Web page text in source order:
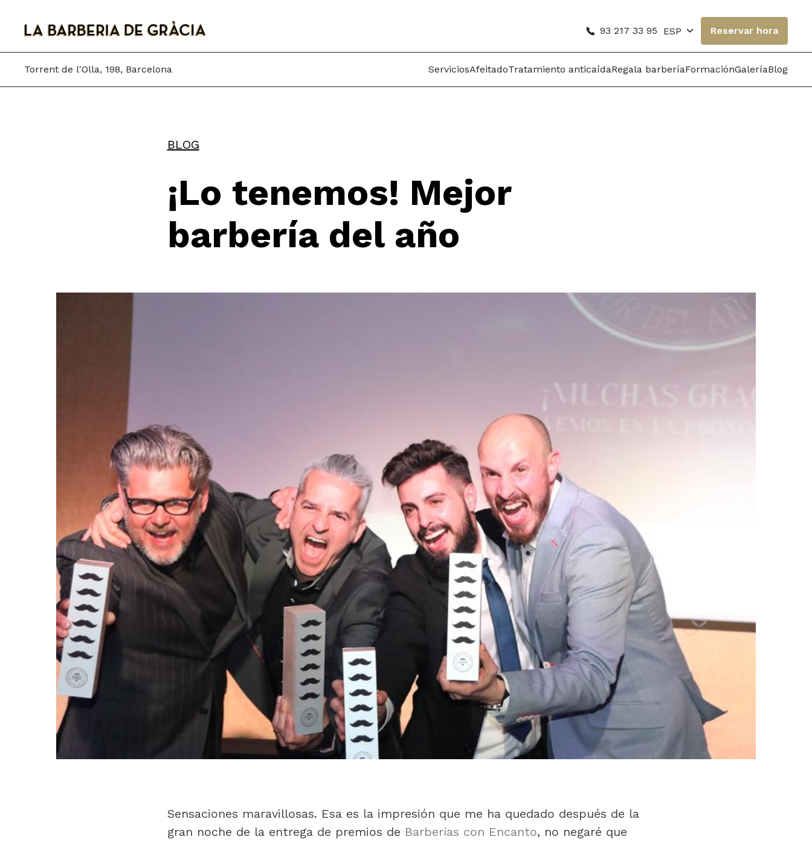
content
93 217 33 95 ESP Reservar hora
Torrent de l'Olla, 198, Barcelona ServiciosAfeitadoTratamiento anticaídaRegala barberíaFormaciónGaleríaBlog
BLOG
¡Lo tenemos! Mejor
barbería del año
Sensaciones maravillosas. Esa es la impresión que me ha quedado después de la
gran noche de la entrega de premios de Barberías con Encanto, no negaré que